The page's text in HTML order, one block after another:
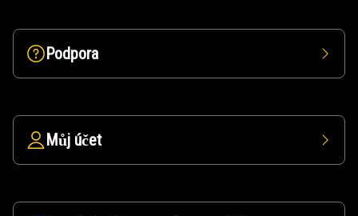
Podpora
Můj účet